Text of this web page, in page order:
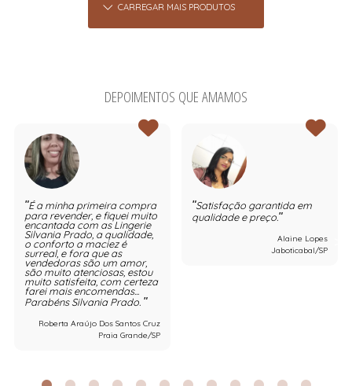
CARREGAR MAIS PRODUTOS
DEPOIMENTOS QUE AMAMOS
É a minha primeira compra
para revender, e fiquei muito
encantada com as Lingerie
Silvania Prado, a qualidade,
o conforto a maciez é
surreal, e fora que as
vendedoras são um amor,
são muito atenciosas, estou
muito satisfeita, com certeza
farei mais encomendas...
Parabéns Silvania Prado.
Roberta Araújo Dos Santos Cruz
Praia Grande/SP
Satisfação garantida em
qualidade e preço.
Alaine Lopes
Jaboticabal/SP